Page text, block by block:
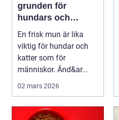
grunden för
hundars och
katters hälsa
En frisk mun är lika
viktig för hundar och
katter som för
människor. Änd&ar...
02 mars 2026